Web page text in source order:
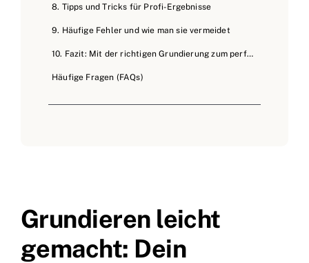
8. Tipps und Tricks für Profi-Ergebnisse
9. Häufige Fehler und wie man sie vermeidet
10. Fazit: Mit der richtigen Grundierung zum perfekten Ergebnis!
Häufige Fragen (FAQs)
Grundieren leicht
gemacht: Dein